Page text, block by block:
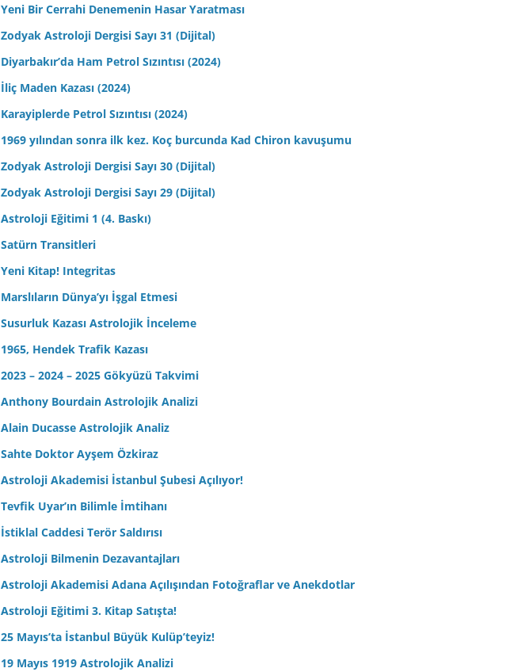
Yeni Bir Cerrahi Denemenin Hasar Yaratması
Zodyak Astroloji Dergisi Sayı 31 (Dijital)
Diyarbakır’da Ham Petrol Sızıntısı (2024)
İliç Maden Kazası (2024)
Karayiplerde Petrol Sızıntısı (2024)
1969 yılından sonra ilk kez. Koç burcunda Kad Chiron kavuşumu
Zodyak Astroloji Dergisi Sayı 30 (Dijital)
Zodyak Astroloji Dergisi Sayı 29 (Dijital)
Astroloji Eğitimi 1 (4. Baskı)
Satürn Transitleri
Yeni Kitap! Integritas
Marslıların Dünya’yı İşgal Etmesi
Susurluk Kazası Astrolojik İnceleme
1965, Hendek Trafik Kazası
2023 – 2024 – 2025 Gökyüzü Takvimi
Anthony Bourdain Astrolojik Analizi
Alain Ducasse Astrolojik Analiz
Sahte Doktor Ayşem Özkiraz
Astroloji Akademisi İstanbul Şubesi Açılıyor!
Tevfik Uyar’ın Bilimle İmtihanı
İstiklal Caddesi Terör Saldırısı
Astroloji Bilmenin Dezavantajları
Astroloji Akademisi Adana Açılışından Fotoğraflar ve Anekdotlar
Astroloji Eğitimi 3. Kitap Satışta!
25 Mayıs’ta İstanbul Büyük Kulüp’teyiz!
19 Mayıs 1919 Astrolojik Analizi